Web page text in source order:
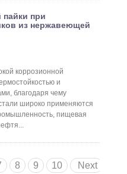
при
из нержавеющей
коррозионной
и
благодаря чему
широко применяются
пищевая
8 9 10 Next